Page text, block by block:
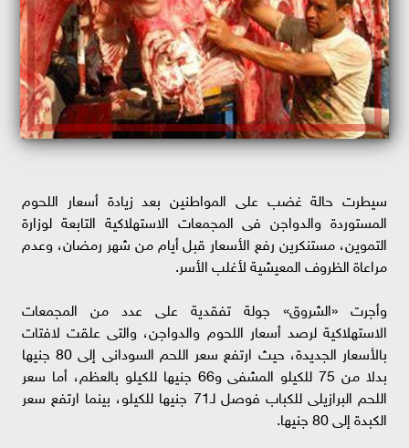
سيطرت حالة غضب على المواطنين بعد زيادة أسعار اللحوم
المستوردة والدواجن فى المجمعات الاستهلاكية التابعة لوزارة
التموين، مستنكرين رفع الأسعار قبل أيام من شهر رمضان، وعدم
مراعاة الظروف المعيشية لأغلب الأسر.
وأجرت «الشروق» جولة تفقدية على عدد من المجمعات
الاستهلاكية لرصد أسعار اللحوم والدواجن، والتى علقت لافتات
بالأسعار الجديدة، حيث ارتفع سعر اللحم السودانى إلى 80 جنيها
بدلا من 75 للكيلو المشفى و66 جنيها للكيلو بالعظم، أما سعر
اللحم البرازيلى للكباب فوصل لـ71 جنيها للكيلو، بينما ارتفع سعر
الكبدة إلى 80 جنيها.